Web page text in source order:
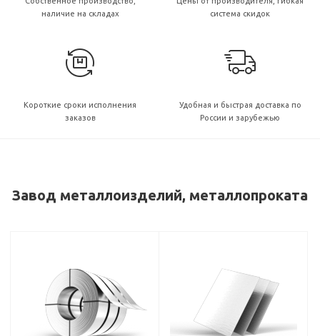
наличие на складах
система скидок
Короткие сроки исполнения
заказов
Удобная и быстрая доставка по
России и зарубежью
Завод металлоизделий, металлопроката